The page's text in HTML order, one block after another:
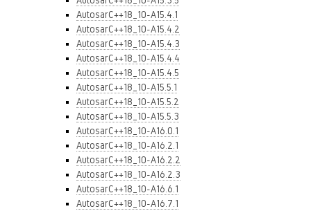
AutosarC++18_10-A15.4.1
AutosarC++18_10-A15.4.2
AutosarC++18_10-A15.4.3
AutosarC++18_10-A15.4.4
AutosarC++18_10-A15.4.5
AutosarC++18_10-A15.5.1
AutosarC++18_10-A15.5.2
AutosarC++18_10-A15.5.3
AutosarC++18_10-A16.0.1
AutosarC++18_10-A16.2.1
AutosarC++18_10-A16.2.2
AutosarC++18_10-A16.2.3
AutosarC++18_10-A16.6.1
AutosarC++18_10-A16.7.1